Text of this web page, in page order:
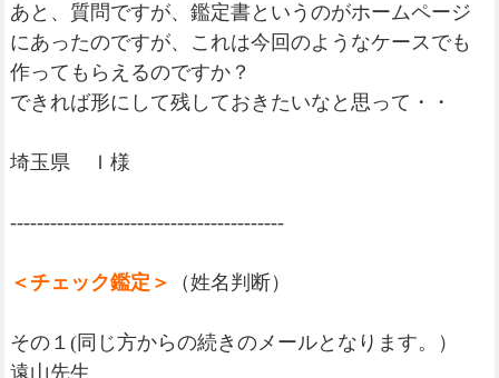
あと、質問ですが、鑑定書というのがホームページ
にあったのですが、これは今回のようなケースでも
作ってもらえるのですか？
できれば形にして残しておきたいなと思って・・
埼玉県 Ｉ様
-----------------------------------------
＜チェック鑑定＞ （姓名判断）
その１(同じ方からの続きのメールとなります。）
遠山先生